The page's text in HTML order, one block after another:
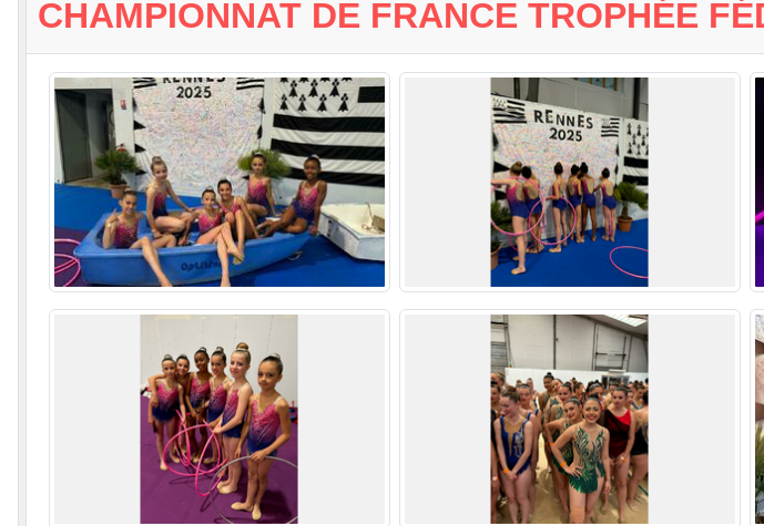
CHAMPIONNAT DE FRANCE TROPHÉE